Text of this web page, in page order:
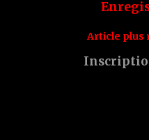
Article plus